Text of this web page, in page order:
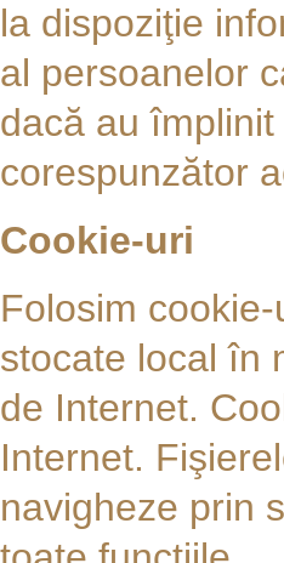
la dispoziţie
al persoanelor
dacă au
corespunzător
Cookie-uri
Folosim
stocate local în
de Internet.
Internet.
navigheze prin